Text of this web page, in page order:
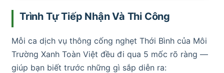
Trình Tự Tiếp Nhận Và Thi Công
Mỗi ca dịch vụ thông cống nghẹt Thới Bình của Môi
Trường Xanh Toàn Việt đều đi qua 5 mốc rõ ràng —
giúp bạn biết trước những gì sắp diễn ra: